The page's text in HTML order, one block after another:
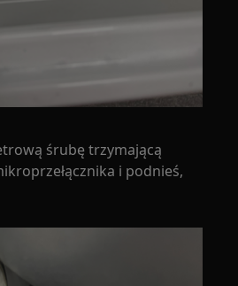
śrubę trzymającą
i podnieś,